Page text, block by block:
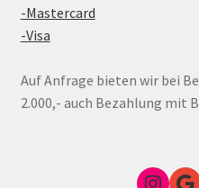
-Mastercard
-Visa
Auf Anfrage bieten wir bei
2.000,- auch Bezahlung mit
Google Link